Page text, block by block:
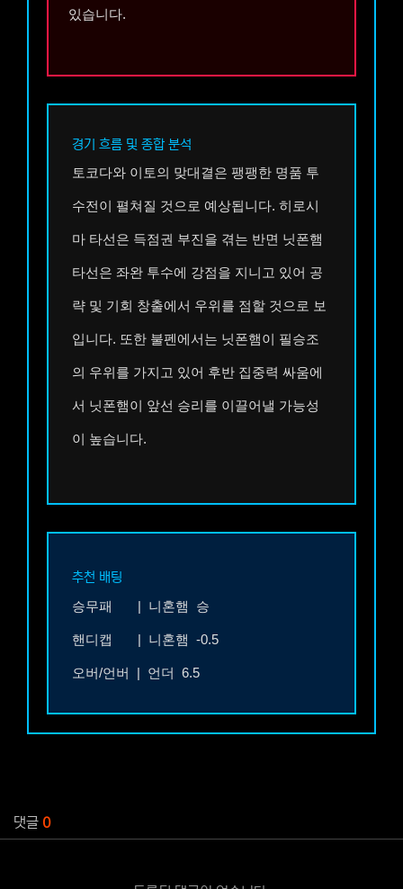
있습니다.
경기 흐름 및 종합 분석
토코다와 이토의 맞대결은 팽팽한 명품 투
수전이 펼쳐질 것으로 예상됩니다. 히로시
마 타선은 득점권 부진을 겪는 반면 닛폰햄
타선은 좌완 투수에 강점을 지니고 있어 공
략 및 기회 창출에서 우위를 점할 것으로 보
입니다. 또한 불펜에서는 닛폰햄이 필승조
의 우위를 가지고 있어 후반 집중력 싸움에
서 닛폰햄이 앞선 승리를 이끌어낼 가능성
이 높습니다.
추천 배팅
승무패 | 니혼햄 승
핸디캡 | 니혼햄 -0.5
오버/언버 | 언더 6.5
댓글 0